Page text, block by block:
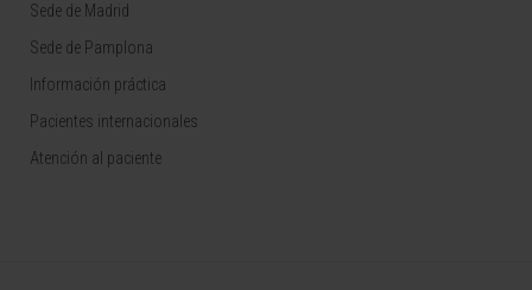
Sede de Madrid
Sede de Pamplona
Información práctica
Pacientes internacionales
Atención al paciente